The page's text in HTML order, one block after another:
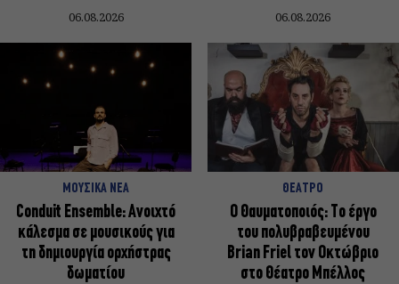
06.08.2026 06.08.2026
ΜΟΥΣΙΚΑ ΝΕΑ
Conduit Ensemble: Ανοιχτό
κάλεσμα σε μουσικούς για
τη δημιουργία ορχήστρας
δωματίου
ΘΕΑΤΡΟ
Ο Θαυματοποιός: Το έργο
του πολυβραβευμένου
Brian Friel τον Οκτώβριο
στο Θέατρο Μπέλλος